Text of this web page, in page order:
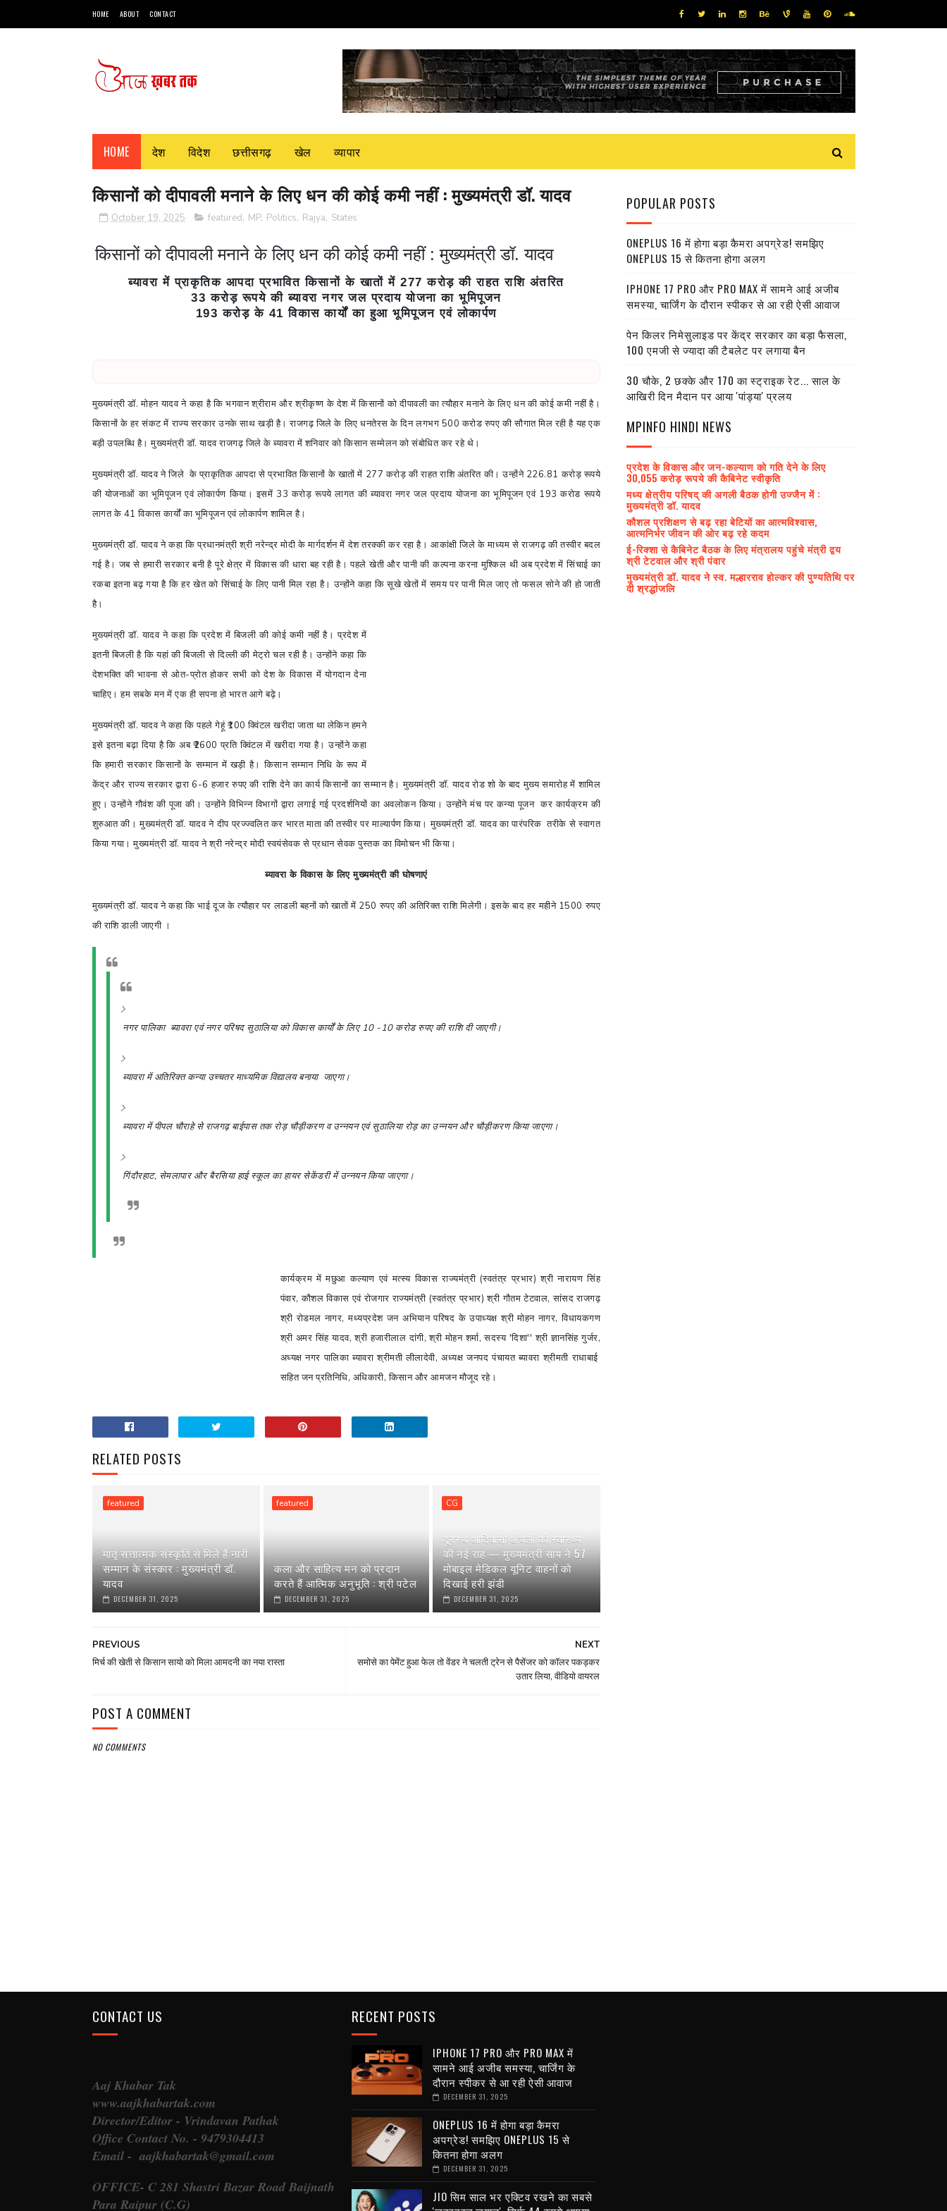
HOME ABOUT CONTACT
HOME देश विदेश छत्तीसगढ़ खेल व्यापार
किसानों को दीपावली मनाने के लिए धन की कोई कमी नहीं : मुख्यमंत्री डॉ. यादव
October 19, 2025 featured, MP, Politics, Rajya, States
किसानों को दीपावली मनाने के लिए धन की कोई कमी नहीं : मुख्यमंत्री डॉ. यादव
ब्यावरा में प्राकृतिक आपदा प्रभावित किसानों के खातों में 277 करोड़ की राहत राशि अंतरित
33 करोड़ रूपये की ब्यावरा नगर जल प्रदाय योजना का भूमिपूजन
193 करोड़ के 41 विकास कार्यों का हुआ भूमिपूजन एवं लोकार्पण
मुख्यमंत्री डॉ. मोहन यादव ने कहा है कि भगवान श्रीराम और श्रीकृष्ण के देश में किसानों को दीपावली का त्यौहार मनाने के लिए धन की कोई कमी नहीं है।
किसानों के हर संकट में राज्य सरकार उनके साथ खड़ी है। राजगढ़ जिले के लिए धनतेरस के दिन लगभग 500 करोड रुपए की सौगात मिल रही है यह एक
बड़ी उपलब्धि है। मुख्यमंत्री डॉ. यादव राजगढ़ जिले के ब्यावरा में शनिवार को किसान सम्मेलन को संबोधित कर रहे थे।
मुख्यमंत्री डॉ. यादव ने जिले के प्राकृतिक आपदा से प्रभावित किसानों के खातों में 277 करोड़ की राहत राशि अंतरित की। उन्होंने 226.81 करोड़ रूपये
की योजनाओं का भूमिपूजन एवं लोकार्पण किया। इसमें 33 करोड़ रूपये लागत की ब्यावरा नगर जल प्रदाय योजना का भूमिपूजन एवं 193 करोड रूपये
लागत के 41विकास कार्यों का भूमिपूजन एवं लोकार्पण शामिल है।
मुख्यमंत्री डॉ. यादव ने कहा कि प्रधानमंत्री श्री नरेन्द्र मोदी के मार्गदर्शन में देश तरक्की कर रहा है। आकांक्षी जिले के माध्यम से राजगढ़ की तस्वीर बदल
गई है। जब से हमारी सरकार बनी है पूरे क्षेत्र में विकास की धारा बह रही है। पहले खेती और पानी की कल्पना करना मुश्किल थी अब प्रदेश में सिंचाई का
रकबा इतना बढ़ गया है कि हर खेत को सिंचाई के लिए पानी मिल रहा है। उन्होंने कहा कि सूखे खेतों में समय पर पानी मिल जाए तो फसल सोने की हो जाती
है।
मुख्यमंत्री डॉ. यादव ने कहा कि प्रदेश में बिजली की कोई कमी नहीं है। प्रदेश में
इतनी बिजली है कि यहां की बिजली से दिल्ली की मेट्रो चल रही है। उन्होंने कहा कि
देशभक्ति की भावना से ओत-प्रोत होकर सभी को देश के विकास में योगदान देना
चाहिए। हम सबके मन में एक ही सपना हो भारत आगे बढ़े।
मुख्यमंत्री डॉ. यादव ने कहा कि पहले गेहूं ₹100 क्विंटल खरीदा जाता था लेकिन हमने
इसे इतना बढ़ा दिया है कि अब ₹2600 प्रति क्विंटल में खरीदा गया है। उन्होंने कहा
कि हमारी सरकार किसानों के सम्मान में खड़ी है। किसान सम्मान निधि के रूप में
केंद्र और राज्य सरकार द्वारा 6-6 हजार रुपए की राशि देने का कार्य किसानों का सम्मान है। मुख्यमंत्री डॉ. यादव रोड शो के बाद मुख्य समारोह में शामिल
हुए। उन्होंने गौवंश की पूजा की। उन्होंने विभिन्न विभागों द्वारा लगाई गई प्रदर्शनियों का अवलोकन किया। उन्होंने मंच पर कन्या पूजन कर कार्यक्रम की
शुरुआत की। मुख्यमंत्री डॉ. यादव ने दीप प्रज्ज्वलित कर भारत माता की तस्वीर पर माल्यार्पण किया। मुख्यमंत्री डॉ. यादव का पारंपरिक तरीके से स्वागत
किया गया। मुख्यमंत्री डॉ. यादव ने श्री नरेन्द्र मोदी स्वयंसेवक से प्रधान सेवक पुस्तक का विमोचन भी किया।
ब्यावरा के विकास के लिए मुख्यमंत्री की घोषणाएं
मुख्यमंत्री डॉ. यादव ने कहा कि भाई दूज के त्यौहार पर लाडली बहनों को खातों में 250 रुपए की अतिरिक्त राशि मिलेगी। इसके बाद हर महीने 1500रुपए
की राशि डाली जाएगी ।
नगर पालिका ब्यावरा एवं नगर परिषद सुठालिया को विकास कार्यों के लिए 10 -10 करोड रुपए की राशि दी जाएगी।
ब्यावरा में अतिरिक्त कन्या उच्चतर माध्यमिक विद्यालय बनाया जाएगा।
ब्यावरा में पीपल चौराहे से राजगढ़ बाईपास तक रोड़ चौड़ीकरण व उन्नयन एवं सुठालिया रोड़ का उन्नयन और चौड़ीकरण किया जाएगा।
गिंदौरहाट, सेमलापार और बैरसिया हाई स्कूल का हायर सेकेंडरी में उन्नयन किया जाएगा।
कार्यक्रम में मछुआ कल्याण एवं मत्स्य विकास राज्यमंत्री (स्वतंत्र प्रभार) श्री नारायण सिंह
पंवार, कौशल विकास एवं रोजगार राज्यमंत्री (स्वतंत्र प्रभार) श्री गौतम टेटवाल, सांसद राजगढ़
श्री रोडमल नागर, मध्यप्रदेश जन अभियान परिषद के उपाध्यक्ष श्री मोहन नागर, विधायकगण
श्री अमर सिंह यादव, श्री हजारीलाल दांगी, श्री मोहन शर्मा, सदस्य 'दिशा'' श्री ज्ञानसिंह गुर्जर,
अध्यक्ष नगर पालिका ब्यावरा श्रीमती लीलादेवी, अध्यक्ष जनपद पंचायत ब्यावरा श्रीमती राधाबाई
सहित जन प्रतिनिधि, अधिकारी,किसान और आमजन मौजूद रहे।
RELATED POSTS
featured
मातृ सत्तात्मक संस्कृति से मिले हैं नारी
सम्मान के संस्कार : मुख्यमंत्री डॉ.
यादव
DECEMBER 31, 2025
featured
कला और साहित्य मन को प्रदान
करते हैं आत्मिक अनुभूति : श्री पटेल
DECEMBER 31, 2025
CG
दूरस्थ आदिवासी अंचलों को स्वास्थ्य
की नई राह — मुख्यमंत्री साय ने 57
मोबाइल मेडिकल यूनिट वाहनों को
दिखाई हरी झंडी
DECEMBER 31, 2025
NEXT
समोसे का पेमेंट हुआ फेल तो वेंडर ने चलती ट्रेन से पैसेंजर को कॉलर पकड़कर
उतार लिया, वीडियो वायरल
PREVIOUS
मिर्च की खेती से किसान सायो को मिला आमदनी का नया रास्ता
POST A COMMENT
NO COMMENTS
POPULAR POSTS
ONEPLUS 16 में होगा बड़ा कैमरा अपग्रेड! समझिए
ONEPLUS 15 से कितना होगा अलग
IPHONE 17 PRO और PRO MAX में सामने आई अजीब
समस्या, चार्जिंग के दौरान स्पीकर से आ रही ऐसी आवाज
पेन किलर निमेसुलाइड पर केंद्र सरकार का बड़ा फैसला,
100 एमजी से ज्यादा की टैबलेट पर लगाया बैन
30 चौके, 2 छक्के और 170 का स्ट्राइक रेट... साल के
आखिरी दिन मैदान पर आया 'पांड्या' प्रलय
MPINFO HINDI NEWS
प्रदेश के विकास और जन-कल्याण को गति देने के लिए
30,055 करोड़ रूपये की कैबिनेट स्वीकृति
मध्य क्षेत्रीय परिषद् की अगली बैठक होगी उज्जैन में :
मुख्यमंत्री डॉ. यादव
कौशल प्रशिक्षण से बढ़ रहा बेटियों का आत्मविश्वास,
आत्मनिर्भर जीवन की ओर बढ़ रहे कदम
ई-रिक्शा से कैबिनेट बैठक के लिए मंत्रालय पहुंचे मंत्री द्वय
श्री टेटवाल और श्री पंवार
मुख्यमंत्री डॉ. यादव ने स्व. मल्हारराव होल्कर की पुण्यतिथि पर
दी श्रद्धांजलि
CONTACT US
Aaj Khabar Tak
www.aajkhabartak.com
Director/Editor - Vrindavan Pathak
Office Contact No. - 9479304413
Email - aajkhabartak@gmail.com
OFFICE- C 281 Shastri Bazar Road Baijnath
Para Raipur (C.G)
RECENT POSTS
IPHONE 17 PRO और PRO MAX में
सामने आई अजीब समस्या, चार्जिंग के
दौरान स्पीकर से आ रही ऐसी आवाज
DECEMBER 31, 2025
ONEPLUS 16 में होगा बड़ा कैमरा
अपग्रेड! समझिए ONEPLUS 15 से
कितना होगा अलग
DECEMBER 31, 2025
JIO सिम साल भर एक्टिव रखने का सबसे